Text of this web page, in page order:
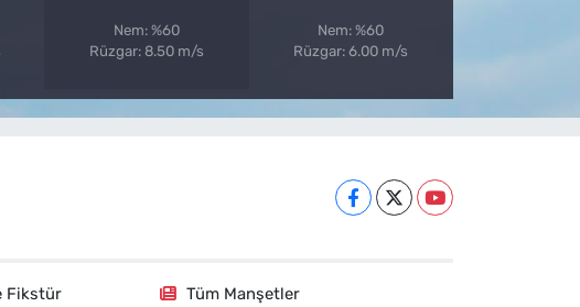
Nem: %60
Rüzgar: 8.50 m/s
Nem: %60
Rüzgar: 6.00 m/s
Fikstür Tüm Manşetler